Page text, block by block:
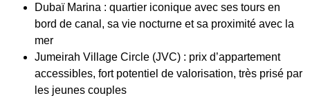
Dubaï Marina : quartier iconique avec ses tours en
bord de canal, sa vie nocturne et sa proximité avec la
mer
Jumeirah Village Circle (JVC) : prix d’appartement
accessibles, fort potentiel de valorisation, très prisé par
les jeunes couples